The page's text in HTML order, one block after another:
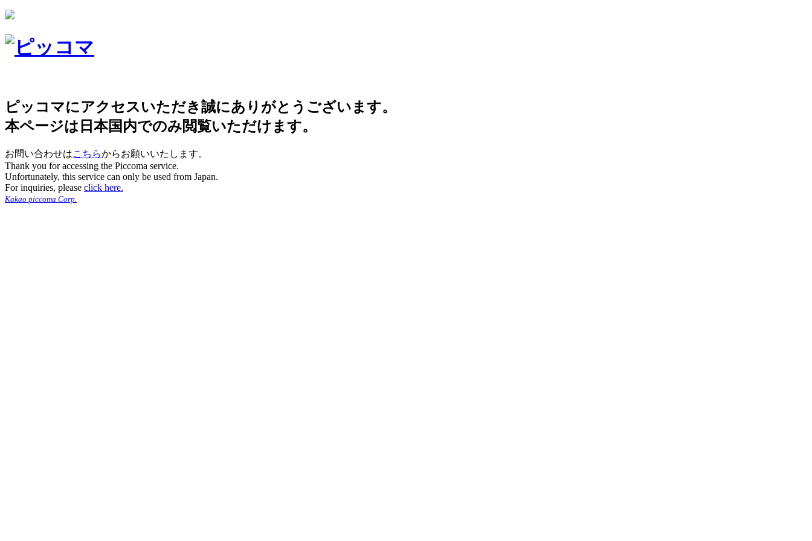
ピッコマにアクセスいただき誠にありがとうございます。
本ページは日本国内でのみ閲覧いただけます。
お問い合わせはこちらからお願いいたします。
Thank you for accessing the Piccoma service.
Unfortunately, this service can only be used from Japan.
For inquiries, please click here.
Kakao piccoma Corp.